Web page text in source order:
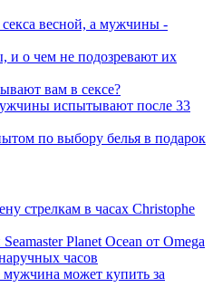
весной, а мужчины -
о чем не подозревают их
вам в сексе?
испытывают после 33
по выбору белья в подарок
стрелкам в часах Christophe
Planet Ocean от Omega
часов
может купить за